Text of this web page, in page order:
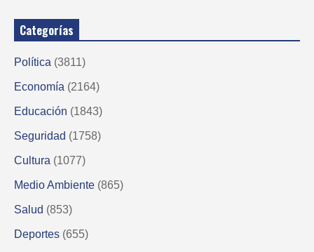
Categorías
Política (3811)
Economía (2164)
Educación (1843)
Seguridad (1758)
Cultura (1077)
Medio Ambiente (865)
Salud (853)
Deportes (655)